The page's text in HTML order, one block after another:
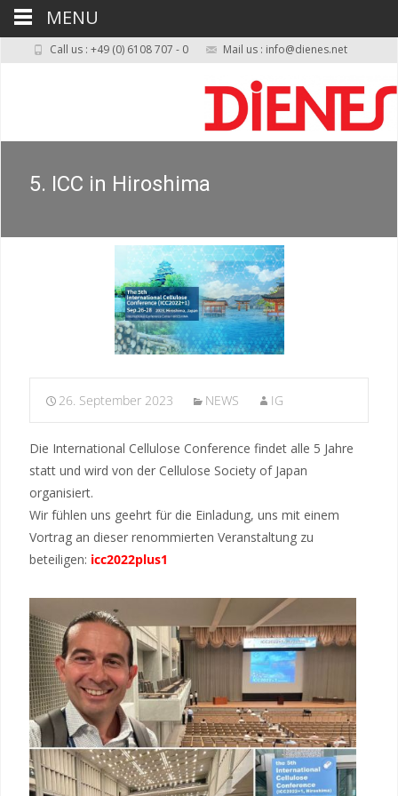
Call us : +49 (0) 6108 707 - 0 Mail us : info@dienes.net
5. ICC in Hiroshima
26. September 2023 NEWS IG
Die International Cellulose Conference findet alle 5 Jahre
statt und wird von der Cellulose Society of Japan
organisiert.
Wir fühlen uns geehrt für die Einladung, uns mit einem
Vortrag an dieser renommierten Veranstaltung zu
beteiligen: icc2022plus1
MENU